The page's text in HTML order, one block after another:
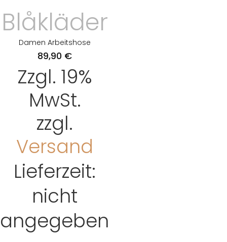
Blåkläder
Damen Arbeitshose
89,90 €
Zzgl. 19%
MwSt.
zzgl.
Versand
Lieferzeit:
nicht
angegeben